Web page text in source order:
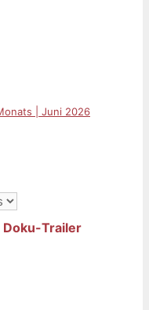
| Juni 2026
Doku-Trailer